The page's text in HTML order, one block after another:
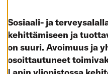
E
A
S
E
T
U
K
Sosiaali- ja
kehittämiseen ja
on suuri. Avoimuus ja
osoittautuneet